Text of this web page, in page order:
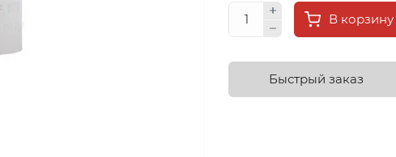
В корзину
Быстрый заказ